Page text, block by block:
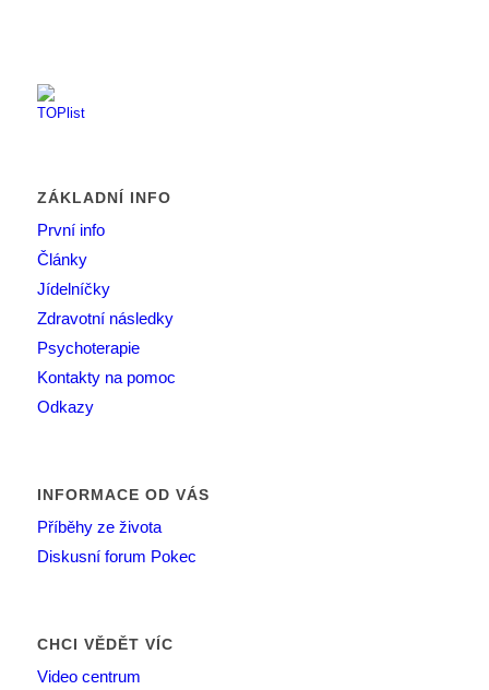
ZÁKLADNÍ INFO
První info
Články
Jídelníčky
Zdravotní následky
Psychoterapie
Kontakty na pomoc
Odkazy
INFORMACE OD VÁS
Příběhy ze života
Diskusní forum Pokec
CHCI VĚDĚT VÍC
Video centrum